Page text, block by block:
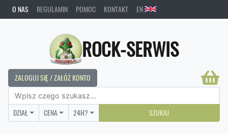
O NAS REGULAMIN POMOC KONTAKT EN
ROCK-SERWIS
ZALOGUJ SIĘ / ZAŁÓŻ KONTO
DZIAŁ CENA 24H? SZUKAJ